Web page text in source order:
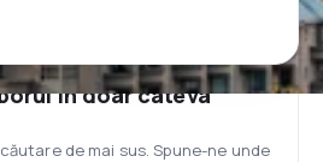
în doar câteva
de mai sus. Spune-ne unde